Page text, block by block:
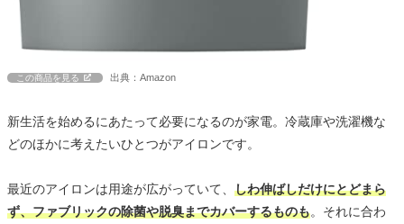
この商品を見る 出典：Amazon
新生活を始めるにあたって必要になるのが家電。冷蔵庫や洗濯機な
どのほかに考えたいひとつがアイロンです。
最近のアイロンは用途が広がっていて、 しわ伸ばしだけにとどまら
ず、ファブリックの除菌や脱臭までカバーするものも。それに合わ